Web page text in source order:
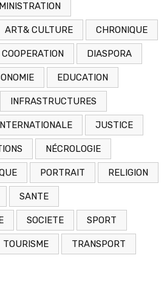
ART& CULTURE CHRONIQUE
COOPERATION DIASPORA
EDUCATION
INFRASTRUCTURES
JUSTICE
NÉCROLOGIE
PORTRAIT RELIGION
SANTE
SOCIETE SPORT
TOURISME TRANSPORT